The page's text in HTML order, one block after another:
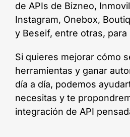
de APIs de Bizneo,
Instagram, Onebox,
y Beseif, entre otras,
Si quieres mejorar cómo
herramientas y ganar
día a día, podemos
necesitas y te
integración de API